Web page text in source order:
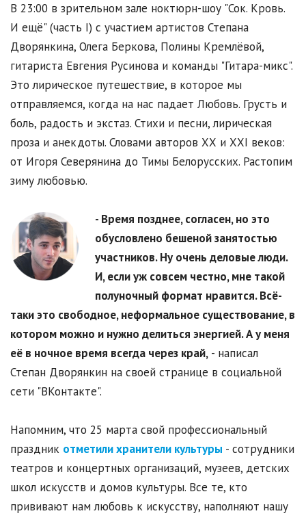
В 23:00 в зрительном зале ноктюрн-шоу "Сок. Кровь.
И ещё" (часть I) c участием артистов Степана
Дворянкина, Олега Беркова, Полины Кремлёвой,
гитариста Евгения Русинова и команды "Гитара-микс".
Это лирическое путешествие, в которое мы
отправляемся, когда на нас падает Любовь. Грусть и
боль, радость и экстаз. Стихи и песни, лирическая
проза и анекдоты. Словами авторов ХХ и ХХI веков:
от Игоря Северянина до Тимы Белорусских. Растопим
зиму любовью.
- Время позднее, согласен, но это
обусловлено бешеной занятостью
участников. Ну очень деловые люди.
И, если уж совсем честно, мне такой
полуночный формат нравится. Всё-
таки это свободное, неформальное существование, в
котором можно и нужно делиться энергией. А у меня
её в ночное время всегда через край, - написал
Степан Дворянкин на своей странице в социальной
сети "ВКонтакте".
Напомним, что 25 марта свой профессиональный
праздник отметили хранители культуры - сотрудники
театров и концертных организаций, музеев, детских
школ искусств и домов культуры. Все те, кто
прививают нам любовь к искусству, наполняют нашу